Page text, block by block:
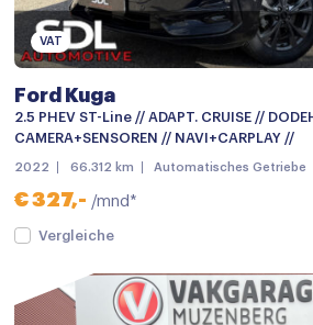
LED koplampen
Lichtmetalen velgen
Lichtmetalen velgen 18"
Metaalkleur
Parkeersensor voor
VAT
Ford Kuga
2.5 PHEV ST-Line // ADAPT. CRUISE //
CAMERA+SENSOREN // NAVI+CARPLAY //
2022 66.312 km Automatisches Getriebe
€ 327,- /mnd*
Vergleiche